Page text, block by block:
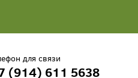
для связи
(914) 611 5638